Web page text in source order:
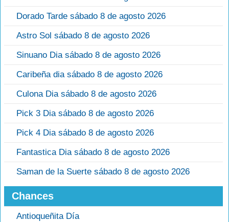
Dorado Tarde sábado 8 de agosto 2026
Astro Sol sábado 8 de agosto 2026
Sinuano Dia sábado 8 de agosto 2026
Caribeña dia sábado 8 de agosto 2026
Culona Dia sábado 8 de agosto 2026
Pick 3 Dia sábado 8 de agosto 2026
Pick 4 Dia sábado 8 de agosto 2026
Fantastica Dia sábado 8 de agosto 2026
Saman de la Suerte sábado 8 de agosto 2026
Chances
Antioqueñita Día